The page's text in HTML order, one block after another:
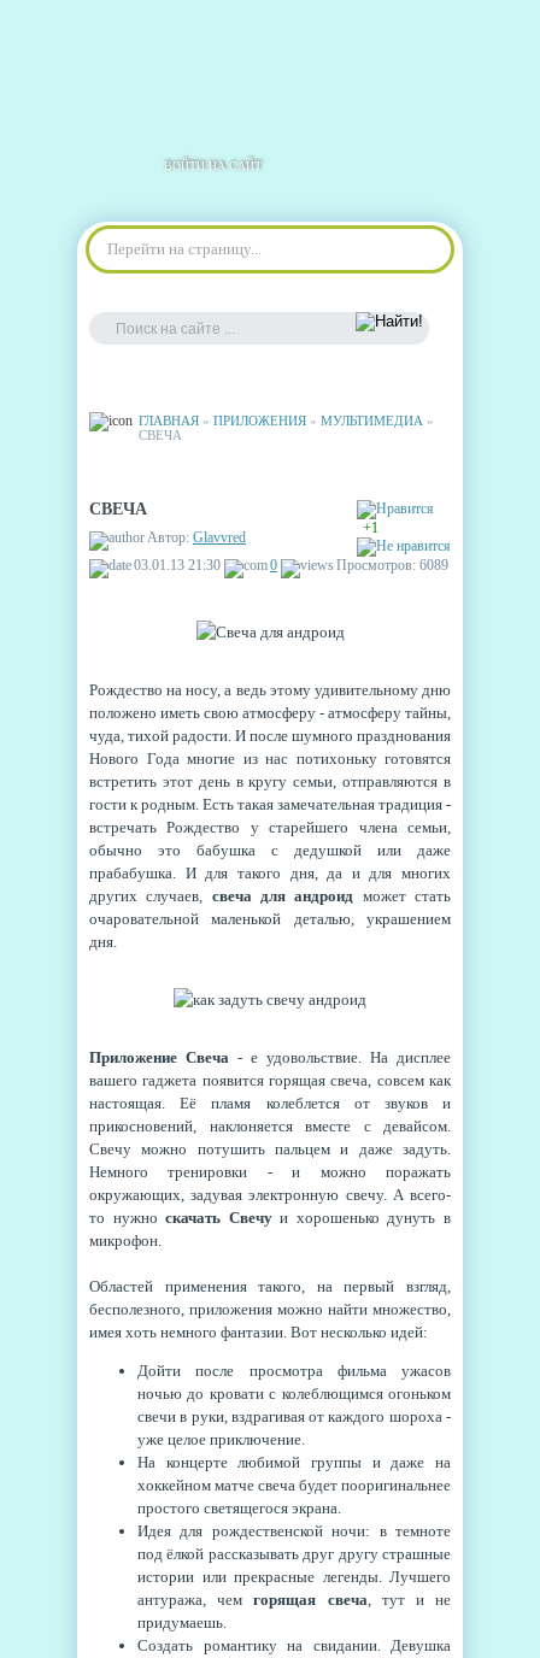
ВОЙТИ НА САЙТ
Перейти на страницу...
ГЛАВНАЯ » ПРИЛОЖЕНИЯ » МУЛЬТИМЕДИА »
СВЕЧА
+1
СВЕЧА
Автор: Glavvred
03.01.13 21:30
0 Просмотров: 6089
Рождество на носу, а ведь этому удивительному дню
положено иметь свою атмосферу - атмосферу тайны,
чуда, тихой радости. И после шумного празднования
Нового Года многие из нас потихоньку готовятся
встретить этот день в кругу семьи, отправляются в
гости к родным. Есть такая замечательная традиция -
встречать Рождество у старейшего члена семьи,
обычно это бабушка с дедушкой или даже
прабабушка. И для такого дня, да и для многих
других случаев, свеча для андроид может стать
очаровательной маленькой деталью, украшением
дня.
Приложение Свеча - е удовольствие. На дисплее
вашего гаджета появится горящая свеча, совсем как
настоящая. Её пламя колеблется от звуков и
прикосновений, наклоняется вместе с девайсом.
Свечу можно потушить пальцем и даже задуть.
Немного тренировки - и можно поражать
окружающих, задувая электронную свечу. А всего-
то нужноскачать Свечуи хорошенько дунуть в
микрофон.
Областей применения такого, на первый взгляд,
бесполезного, приложения можно найти множество,
имея хоть немного фантазии. Вот несколько идей:
Дойти после просмотра фильма ужасов
ночью до кровати с колеблющимся огоньком
свечи в руки, вздрагивая от каждого шороха -
уже целое приключение.
На концерте любимой группы и даже на
хоккейном матче свеча будет пооригинальнее
простого светящегося экрана.
Идея для рождественской ночи: в темноте
под ёлкой рассказывать друг другу страшные
истории или прекрасные легенды. Лучшего
антуража, чемгорящая свеча, тут и не
придумаешь.
Создать романтику на свидании. Девушка